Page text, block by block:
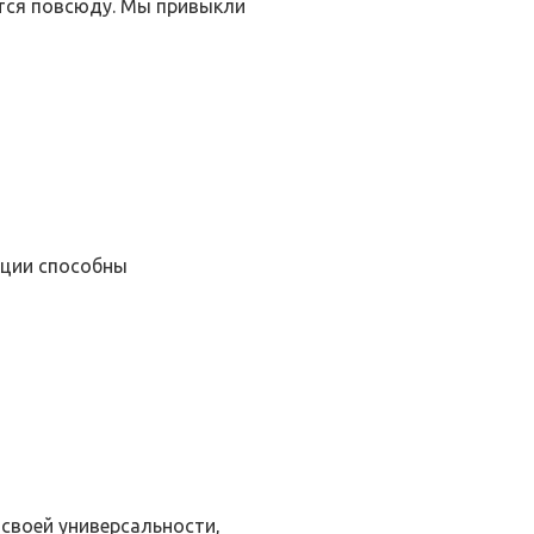
повсюду. Мы привыкли
способны
универсальности,